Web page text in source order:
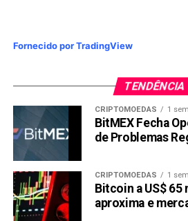
Fornecido por TradingView
TENDÊNCIA
CRIPTOMOEDAS 1
BitMEX Fecha
de Problemas
CRIPTOMOEDAS 1
Bitcoin a US$ 65
aproxima e